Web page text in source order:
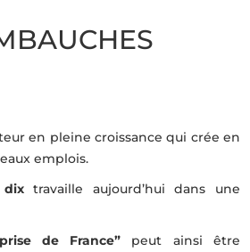
en pleine croissance qui crée en
emplois.
travaille aujourd’hui dans une
de France” peut ainsi être